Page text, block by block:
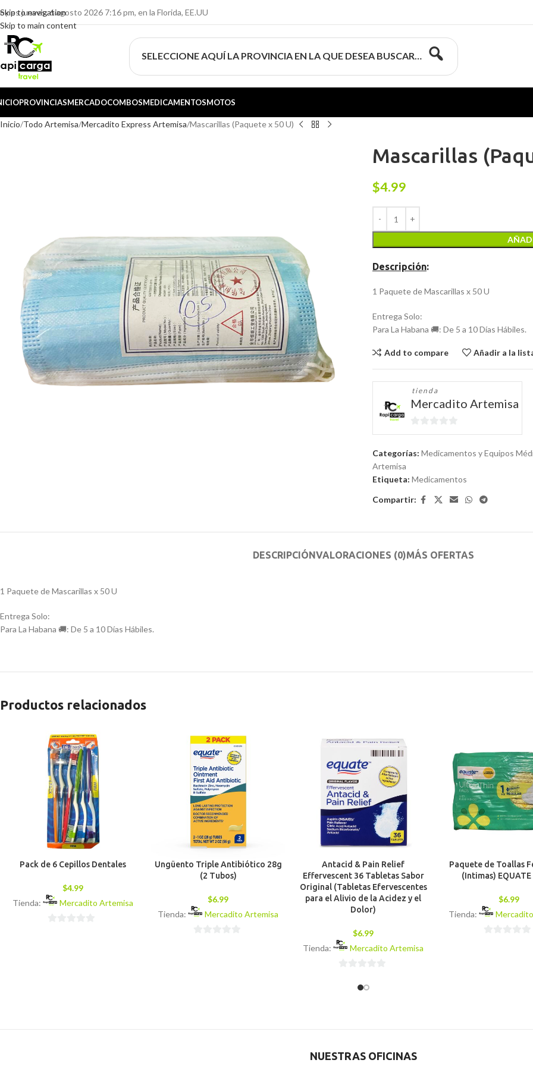
Skip to navigation
Skip to main content
es jueves, 6 agosto 2026 7:16 pm, en la Florida, EE.UU
SELECCIONE AQUÍ LA PROVINCIA EN LA QUE DESEA BUSCAR…
PROVINCIASMERCADOCOMBOSMEDICAMENTOSMOTOS
Inicio Todo Artemisa Mercadito Express Artemisa Mascarillas (Paquete x 50 U)
Mascarillas
$4.99
Descripción:
1 Paquete de Mascarillas x 50 U
Entrega Solo:
Para La Habana 🚚: De 5 a 10 Días Hábiles.
Add to compare Añadir a la
tienda
Mercadito Artemisa
0
Categorías: Medicamentos y Equipos
Artemisa
Etiqueta: Medicamentos
Compartir:
DESCRIPCIÓNVALORACIONES (0)MÁS OFERTAS
1 Paquete de Mascarillas x 50 U
Entrega Solo:
Para La Habana 🚚: De 5 a 10 Días Hábiles.
Productos relacionados
Pack de 6 Cepillos Dentales
$4.99
Tienda:
Mercadito Artemisa
Ungüento Triple Antibiótico 28g
(2 Tubos)
$6.99
Tienda:
Mercadito Artemisa
Antacid & Pain Relief
Effervescent 36 Tabletas Sabor
Original (Tabletas Efervescentes
para el Alivio de la Acidez y el
Dolor)
$6.99
Tienda:
Mercadito Artemisa
Paquete de Toallas
(Intimas) EQUATE
$6.99
Tienda:
NUESTRAS OFICINAS